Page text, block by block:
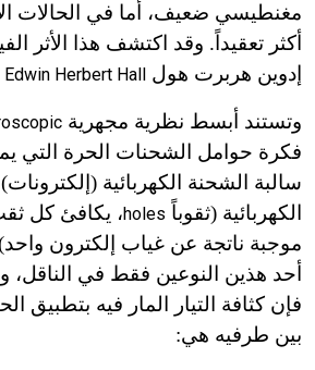
مغنطيسي ضعيف، أما في الحالات
أكثر تعقيداً. وقد اكتشف هذا الأثر
إدوين هربرت هول
Edwin Herbert Hall
وتستند أبسط نظرية مجهرية
فكرة حوامل الشحنات الحرة التي
سالبة الشحنة الكهربائية
الكهربائية (ثقوباً holes، يكافئ كل
موجبة ناتجة عن غياب إلكترون
أحد هذين النوعين فقط في الناقل،
فإن كثافة التيار المار فيه بتطبيق
بين طرفيه هي: